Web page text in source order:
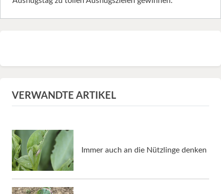
VERWANDTE ARTIKEL
Immer auch an die Nützlinge denken